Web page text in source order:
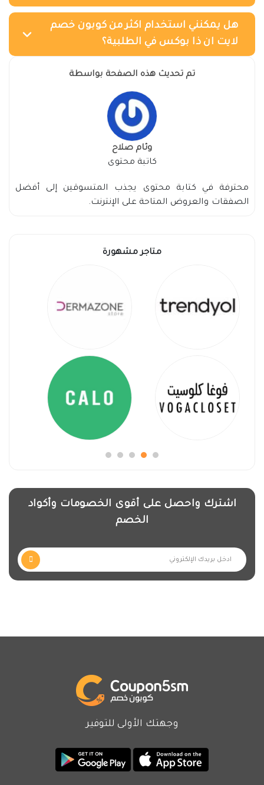
هل يمكنني استخدام اكثر من كوبون خصم
لايت ان ذا بوكس في الطلبية؟
تم تحديث هذه الصفحة بواسطة
وئام صلاح
كاتبة محتوى
محترفة في كتابة محتوى يجذب المتسوقين إلى أفضل
الصفقات والعروض المتاحة على الإنترنت.
متاجر مشهورة
اشترك واحصل على أقوى الخصومات وأكواد
الخصم
وجهتك الأولى للتوفير